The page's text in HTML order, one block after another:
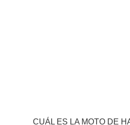
CUÁL ES LA MOTO DE